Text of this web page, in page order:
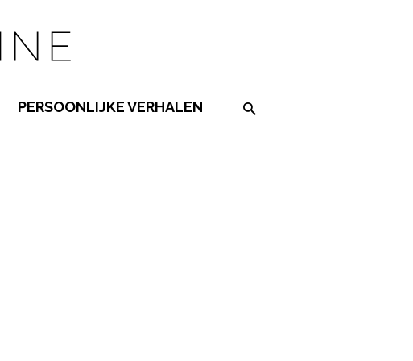
PERSOONLIJKE VERHALEN Search on the website